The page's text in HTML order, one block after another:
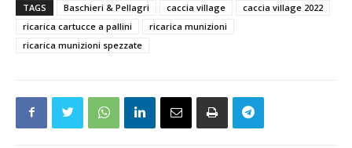
TAGS Baschieri & Pellagri caccia village
caccia village 2022
ricarica cartucce a pallini
ricarica munizioni
ricarica munizioni spezzate